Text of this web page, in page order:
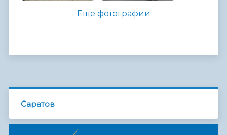
Еще фотографии
Саратов